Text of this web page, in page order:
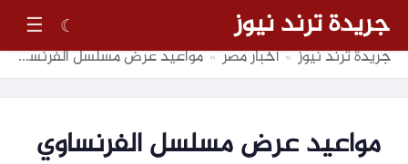
جريدة ترند نيوز ☾
☰
جريدة ترند نيوز » أخبار مصر » مواعيد عرض مسلسل الفرنساوي لـ عمرو يوسف والقنوات الناقلة
مواعيد عرض مسلسل الفرنساوي